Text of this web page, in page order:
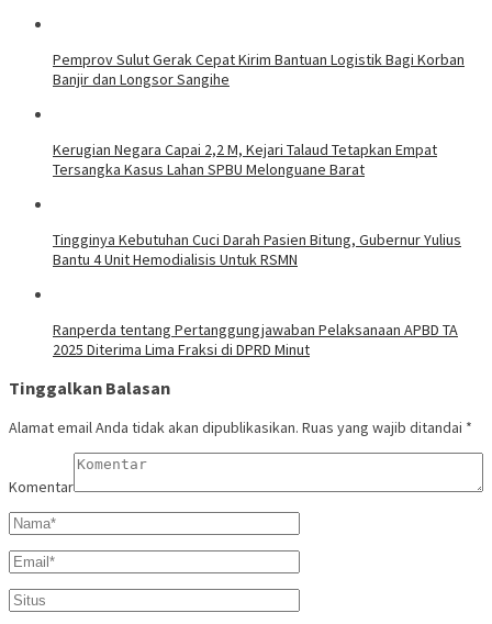
Pemprov Sulut Gerak Cepat Kirim Bantuan Logistik Bagi Korban
Banjir dan Longsor Sangihe
Kerugian Negara Capai 2,2 M, Kejari Talaud Tetapkan Empat
Tersangka Kasus Lahan SPBU Melonguane Barat
Tingginya Kebutuhan Cuci Darah Pasien Bitung, Gubernur Yulius
Bantu 4 Unit Hemodialisis Untuk RSMN
Ranperda tentang Pertanggungjawaban Pelaksanaan APBD TA
2025 Diterima Lima Fraksi di DPRD Minut
Tinggalkan Balasan
Alamat email Anda tidak akan dipublikasikan. Ruas yang wajib ditandai *
Komentar